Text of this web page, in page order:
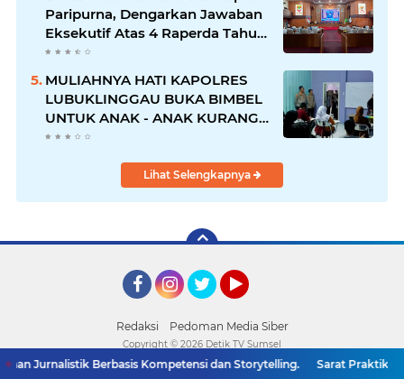
Paripurna, Dengarkan Jawaban
Eksekutif Atas 4 Raperda Tahun
2026
MULIAHNYA HATI KAPOLRES
LUBUKLINGGAU BUKA BIMBEL
UNTUK ANAK - ANAK KURANG
MAMPU
Lihat Selengkapnya
Redaksi Pedoman Media Siber
Jurnalistik Berbasis Kompetensi dan Storytelling. Sarat Praktik 'Asal
Copyright © 2026 Detik TV Sumsel